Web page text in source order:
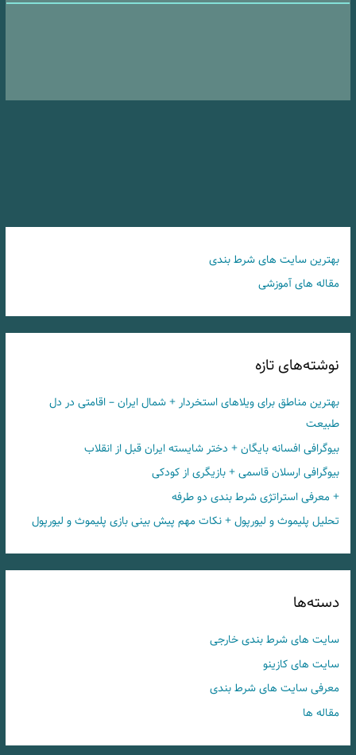
بهترین سایت های شرط بندی
مقاله های آموزشی
نوشته‌های تازه
بهترین مناطق برای ویلاهای استخردار + شمال ایران – اقامتی در دل
طبیعت
بیوگرافی افسانه بایگان + دختر شایسته ایران قبل از انقلاب
بیوگرافی ارسلان قاسمی + بازیگری از کودکی
+ معرفی استراتژی شرط بندی دو طرفه
تحلیل پلیموث و لیورپول + نکات مهم پیش بینی بازی پلیموث و لیورپول
دسته‌ها
سایت های شرط بندی خارجی
سایت های کازینو
معرفی سایت های شرط بندی
مقاله ها